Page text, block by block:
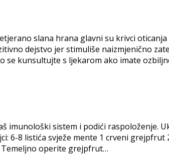
slana hrana glavni su krivci
dejstvo jer stimuliše naizmjenično
se kunsultujte s ljekarom ako imate
imunološki sistem i podići raspoloženje.
6-8 listića svježe mente 1 crveni
Temeljno operite grejpfrut…